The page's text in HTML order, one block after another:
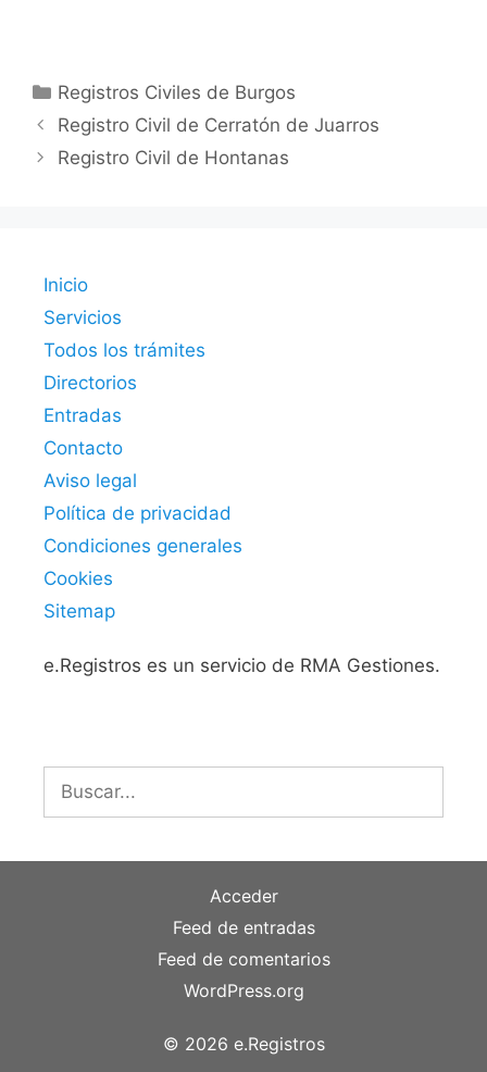
Categorías
Registros Civiles de Burgos
Registro Civil de Cerratón de Juarros
Registro Civil de Hontanas
Inicio
Servicios
Todos los trámites
Directorios
Entradas
Contacto
Aviso legal
Política de privacidad
Condiciones generales
Cookies
Sitemap
e.Registros es un servicio de RMA Gestiones.
Buscar:
Acceder
Feed de entradas
Feed de comentarios
WordPress.org
© 2026 e.Registros